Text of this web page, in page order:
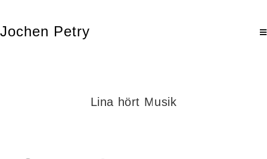
Jochen Petry
Lina hört Musik